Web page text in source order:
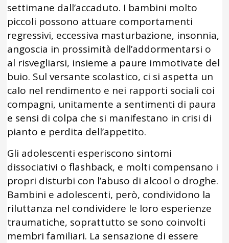
settimane dall’accaduto. I bambini molto
piccoli possono attuare comportamenti
regressivi, eccessiva masturbazione, insonnia,
angoscia in prossimità dell’addormentarsi o
al risvegliarsi, insieme a paure immotivate del
buio. Sul versante scolastico, ci si aspetta un
calo nel rendimento e nei rapporti sociali coi
compagni, unitamente a sentimenti di paura
e sensi di colpa che si manifestano in crisi di
pianto e perdita dell’appetito.
Gli adolescenti esperiscono sintomi
dissociativi o flashback, e molti compensano i
propri disturbi con l’abuso di alcool o droghe.
Bambini e adolescenti, però, condividono la
riluttanza nel condividere le loro esperienze
traumatiche, soprattutto se sono coinvolti
membri familiari. La sensazione di essere